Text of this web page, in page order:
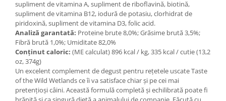
Lampi terarii
Suplimente vitamino minerale
reptile
Accesorii diverse terarii
Iazuri
Igiena Iazuri
Conditioner apa iaz
Hrana pesti iazuri
supliment de vitamina A, supliment de riboflavină, biotină,
supliment de vitamina B12, iodură de potasiu, clorhidrat de
piridoxină, supliment de vitamina D3, folic acid.
Analiză garantată: Proteine brute 8,0%; Grăsime brută 3,5%;
Fibră brută 1,0%; Umiditate 82,0%
Conținut caloric: (ME calculat) 896 kcal / kg, 335 kcal / cutie (13,2
oz, 374g)
Un excelent complement de degust pentru rețetele uscate Taste
of the Wild Wetlands ce îi va satisface chiar și pe cei mai
pretențioși câini. Această formulă completă și echilibrată poate fi